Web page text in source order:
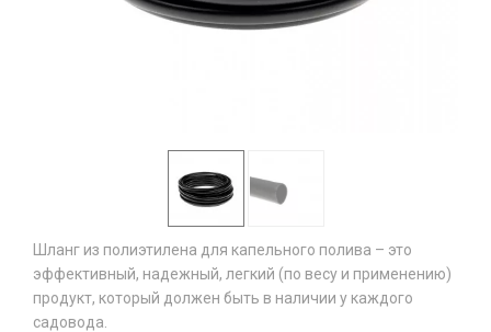
Шланг из полиэтилена для капельного полива – это
эффективный, надежный, легкий (по весу и применению)
продукт, который должен быть в наличии у каждого
садовода.